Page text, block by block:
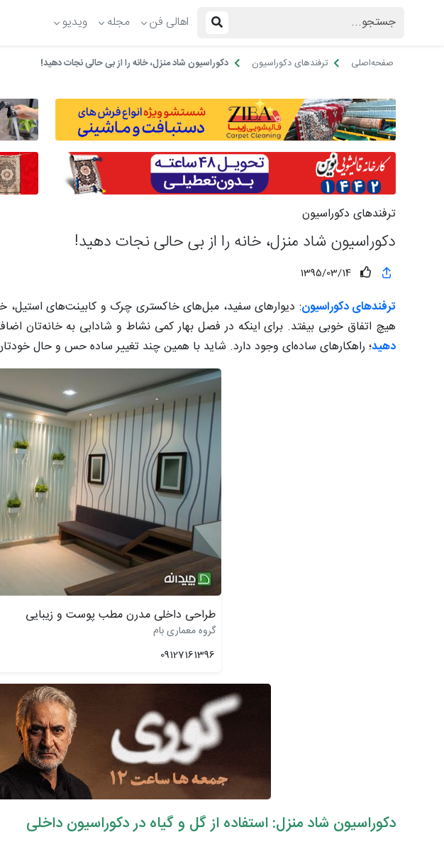
اهالی فن مجله ویدیو
صفحه‌اصلی ترفندهای دکوراسیون دکوراسیون شاد منزل، خانه را از بی حالی نجات دهید!
ترفندهای دکوراسیون
دکوراسیون شاد منزل، خانه را از بی حالی نجات دهید!
1395/03/14
ترفندهای دکوراسیون: دیوارهای سفید، مبل‌های خاکستری چرک و کابینت‌های استیل،
هیچ اتفاق خوبی بیفتد. برای اینکه در فصل بهار کمی نشاط و شادابی به خانه‌تان
دهید؛ راهکارهای ساده‌ای وجود دارد. شاید با همین چند تغییر ساده حس و حال
طراحی داخلی مدرن مطب پوست و زیبایی
گروه معماری بام
09127161396
دکوراسیون شاد منزل: استفاده از گل و گیاه در دکوراسیون داخلی